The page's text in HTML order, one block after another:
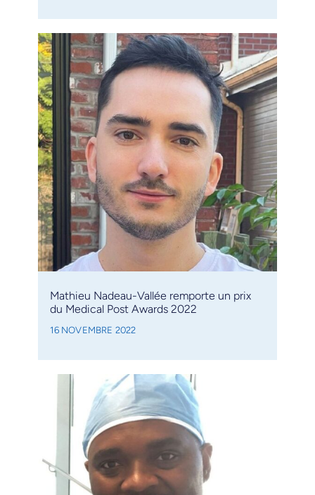
Mathieu Nadeau-Vallée remporte un prix
du Medical Post Awards 2022
16 NOVEMBRE 2022